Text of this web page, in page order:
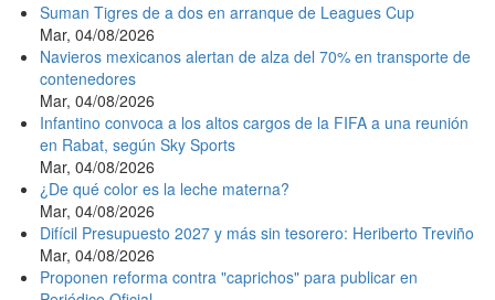
Suman Tigres de a dos en arranque de Leagues Cup
Mar, 04/08/2026
Navieros mexicanos alertan de alza del 70% en transporte de
contenedores
Mar, 04/08/2026
Infantino convoca a los altos cargos de la FIFA a una reunión
en Rabat, según Sky Sports
Mar, 04/08/2026
¿De qué color es la leche materna?
Mar, 04/08/2026
Difícil Presupuesto 2027 y más sin tesorero: Heriberto Treviño
Mar, 04/08/2026
Proponen reforma contra "caprichos" para publicar en